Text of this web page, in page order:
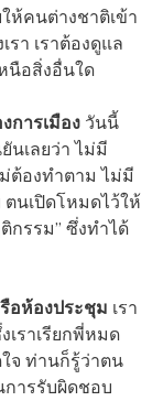
ห้คนต่างชาติเข้า
รา เราต้องดูแล
นือสิ่งอื่นใด
การเมือง วันนี้
นเลยว่า ไม่มี
ต้องทำตาม ไม่มี
นเปิดโหมดไว้ให้
กรรม” ซึ่งทำได้
อห้องประชุม เรา
ราเรียกพี่หมด
จ ท่านก็รู้ว่าตน
การรับผิดชอบ